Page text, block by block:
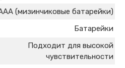
(мизинчиковые батарейки)
Батарейки
Подходит для высокой
чувствительности